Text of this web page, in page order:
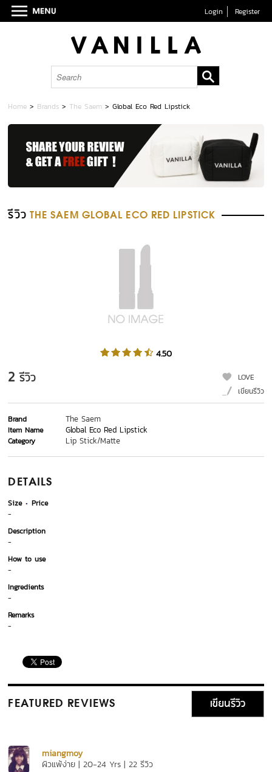
Login Register
Home > Brands >The Saem >Global Eco Red Lipstick
รีวิว THE SAEM GLOBAL ECO RED LIPSTICK
4.50
2 รีวิว
LOVE
เขียนรีวิว
Brand The Saem
Item Name Global Eco Red Lipstick
Category Lip Stick/Matte
DETAILS
Size
Price
-
Description
-
How to use
-
Ingredients
-
Remarks
-
FEATURED REVIEWS เขียนรีวิว
miangmoy
ผิวแพ้ง่าย | 20-24 Yrs | 22 รีวิว